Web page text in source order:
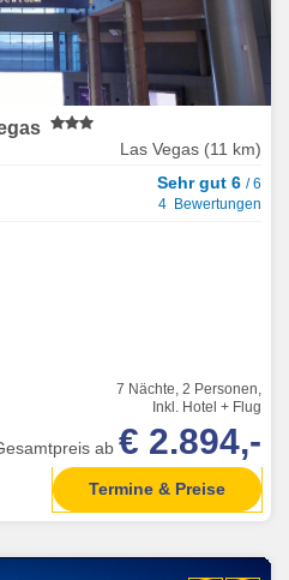
Las Vegas (11 km)
Sehr gut 6 / 6
4 Bewertungen
7 Nächte, 2 Personen,
Inkl. Hotel + Flug
ab € 2.894,-
Termine & Preise